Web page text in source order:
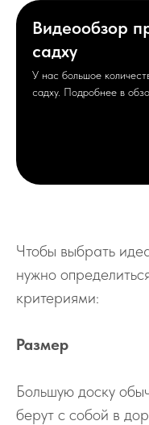
Видеообзор
садху
У нас большое
садху. Подробнее в
Чтобы выбрать
нужно
критериями:
Размер
Большую доску
берут с собой в